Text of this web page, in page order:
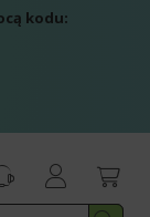
kodu: